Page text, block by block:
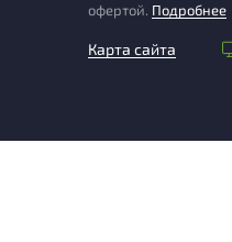
офертой. Подробнее
Карта сайта